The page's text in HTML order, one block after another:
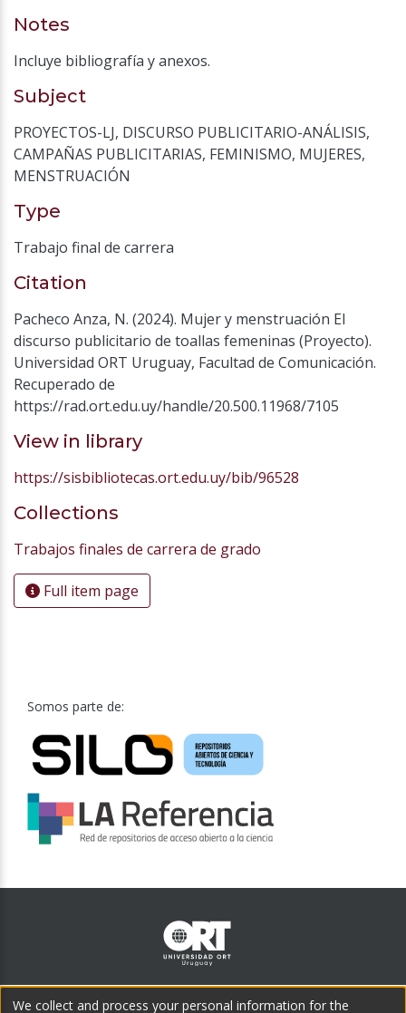
Notes
Incluye bibliografía y anexos.
Subject
PROYECTOS-LJ, DISCURSO PUBLICITARIO-ANÁLISIS,
CAMPAÑAS PUBLICITARIAS, FEMINISMO, MUJERES,
MENSTRUACIÓN
Type
Trabajo final de carrera
Citation
Pacheco Anza, N. (2024). Mujer y menstruación El
discurso publicitario de toallas femeninas (Proyecto).
Universidad ORT Uruguay, Facultad de Comunicación.
Recuperado de
https://rad.ort.edu.uy/handle/20.500.11968/7105
View in library
https://sisbibliotecas.ort.edu.uy/bib/96528
Collections
Trabajos finales de carrera de grado
Full item page
Somos parte de:
Teléfono central:
We collect and process your personal information for the